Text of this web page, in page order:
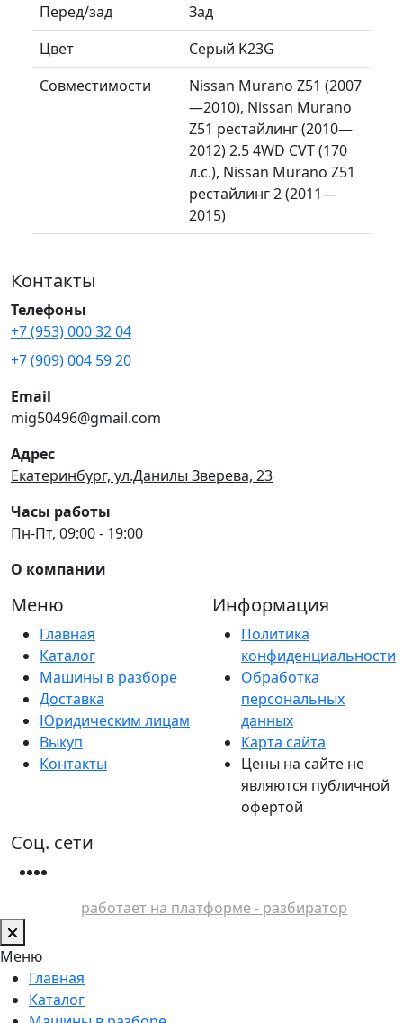
Перед/зад
Зад
Цвет
Серый K23G
Совместимости
Nissan Murano Z51 (2007
—2010), Nissan Murano
Z51 рестайлинг (2010—
2012) 2.5 4WD CVT (170
л.с.), Nissan Murano Z51
рестайлинг 2 (2011—
2015)
Контакты
Телефоны
+7 (953) 000 32 04
+7 (909) 004 59 20
Email
mig50496@gmail.com
Адрес
Екатеринбург, ул.Данилы Зверева, 23
Часы работы
Пн-Пт, 09:00 - 19:00
О компании
Меню
Главная
Каталог
Машины в разборе
Доставка
Юридическим лицам
Выкуп
Контакты
Информация
Политика
конфиденциальности
Обработка
персональных
данных
Карта сайта
Цены на сайте не
являются публичной
офертой
Соц. сети
работает на платформе - разбиратор
Меню
Главная
Каталог